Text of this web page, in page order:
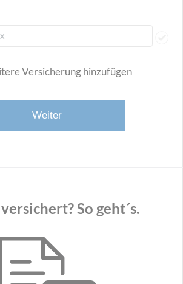
Versicherung hinzufügen
So geht´s.